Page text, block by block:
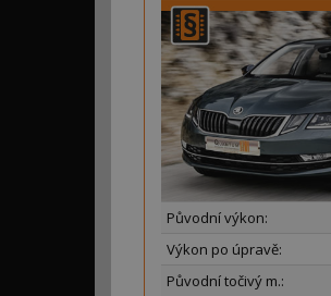
Původní výkon:
Výkon po úpravě:
Původní točivý m.: